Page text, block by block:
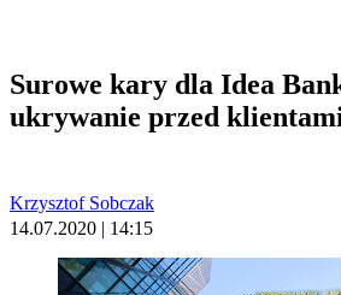
Surowe kary dla Idea
ukrywanie przed
Krzysztof Sobczak
14.07.2020 | 14:15